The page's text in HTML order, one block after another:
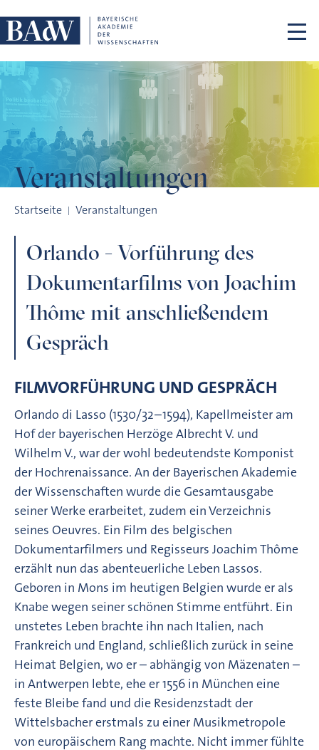
Veranstaltungen
Startseite Veranstaltungen
Orlando - Vorführung des
Dokumentarfilms von Joachim
Thôme mit anschließendem
Gespräch
FILMVORFÜHRUNG UND GESPRÄCH
Orlando di Lasso (1530/32–1594), Kapellmeister am
Hof der bayerischen Herzöge Albrecht V. und
Wilhelm V., war der wohl bedeutendste Komponist
der Hochrenaissance. An der Bayerischen Akademie
der Wissenschaften wurde die Gesamtausgabe
seiner Werke erarbeitet, zudem ein Verzeichnis
seines Oeuvres. Ein Film des belgischen
Dokumentarfilmers und Regisseurs Joachim Thôme
erzählt nun das abenteuerliche Leben Lassos.
Geboren in Mons im heutigen Belgien wurde er als
Knabe wegen seiner schönen Stimme entführt. Ein
unstetes Leben brachte ihn nach Italien, nach
Frankreich und England, schließlich zurück in seine
Heimat Belgien, wo er – abhängig von Mäzenaten –
in Antwerpen lebte, ehe er 1556 in München eine
feste Bleibe fand und die Residenzstadt der
Wittelsbacher erstmals zu einer Musikmetropole
von europäischem Rang machte. Nicht immer fühlte